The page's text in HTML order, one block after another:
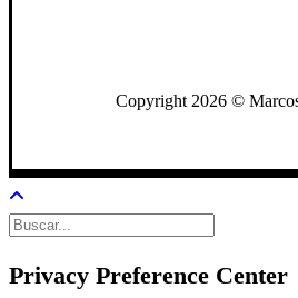
Copyright 2026 ©
Privacy Preference Center